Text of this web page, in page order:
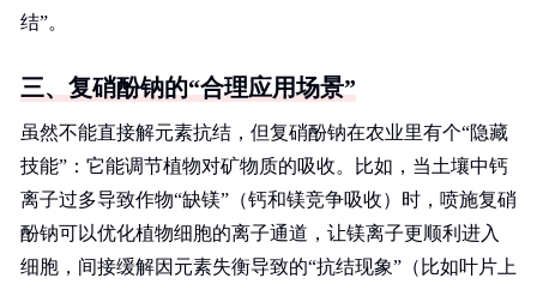
结”。
三、复硝酚钠的“合理应用场景”
虽然不能直接解元素抗结，但复硝酚钠在农业里有个“隐藏
技能”：它能调节植物对矿物质的吸收。比如，当土壤中钙
离子过多导致作物“缺镁”（钙和镁竞争吸收）时，喷施复硝
酚钠可以优化植物细胞的离子通道，让镁离子更顺利进入
细胞，间接缓解因元素失衡导致的“抗结现象”（比如叶片上